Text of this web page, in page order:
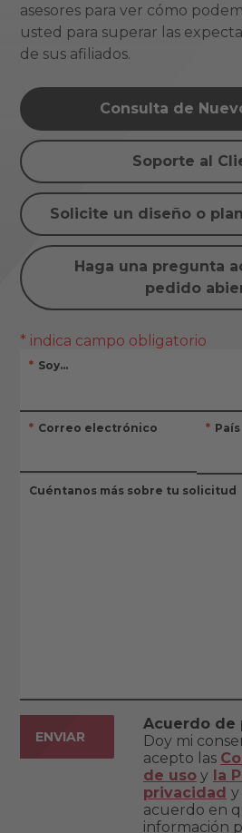
asesores para ver cómo
usted para superar las
de sus afiliados.
Consulta de
Soporte al
Solicite un diseño o
Haga una pregunta
pedido